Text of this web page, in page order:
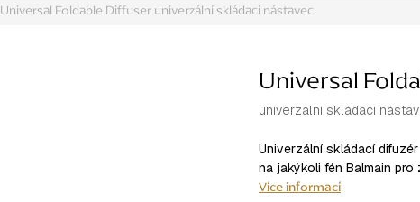
Universal Foldable Diffuseruniverzální skládací nástavec
Universal
univerzální skládací
Univerzální skládací
na jakýkoli fén Balmain
Více informací